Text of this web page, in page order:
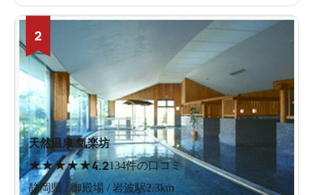
2
天然温泉 気楽坊
★★★★★4.2134件の口コミ
静岡県 / 御殿場 / 岩波駅2.3km